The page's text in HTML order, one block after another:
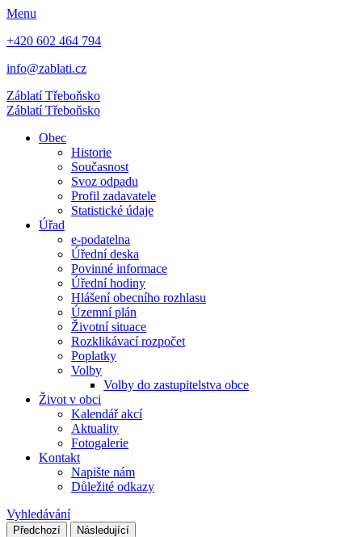
Menu
+420 602 464 794
info@zablati.cz
ZáblatíTřeboňsko
ZáblatíTřeboňsko
Obec
Historie
Současnost
Svoz odpadu
Profil zadavatele
Statistické údaje
Úřad
e-podatelna
Úřední deska
Povinné informace
Úřední hodiny
Hlášení obecního rozhlasu
Územní plán
Životní situace
Rozklikávací rozpočet
Poplatky
Volby
Volby do zastupitelstva obce
Život v obci
Kalendář akcí
Aktuality
Fotogalerie
Kontakt
Napište nám
Důležité odkazy
Vyhledávání
Předchozí Následující